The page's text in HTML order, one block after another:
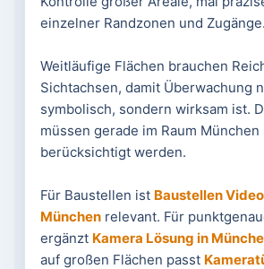
einzelner Randzonen und Zugänge.
Weitläufige Flächen brauchen
Sichtachsen, damit Überwachung
symbolisch, sondern wirksam ist.
müssen gerade im Raum München
berücksichtigt werden.
Für Baustellen ist Baustellen
Münchenrelevant. Für
ergänzt Kamera Lösung in
auf großen Flächen passt